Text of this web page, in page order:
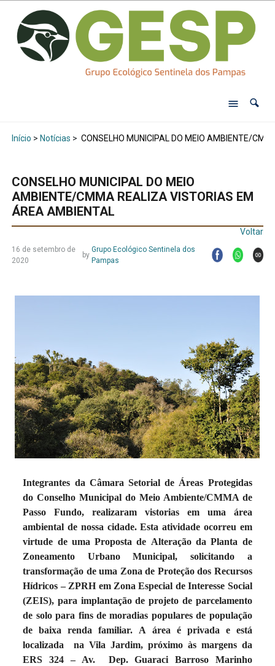
Início > Notícias > CONSELHO MUNICIPAL DO MEIO AMBIENTE/
CONSELHO MUNICIPAL DO MEIO
AMBIENTE/CMMA REALIZA VISTORIAS EM
ÁREA AMBIENTAL
Voltar
16 de setembro de
2020
by
Grupo Ecológico Sentinela dos
Pampas
Integrantes da Câmara Setorial de Áreas Protegidas
do Conselho Municipal do Meio Ambiente/CMMA de
Passo Fundo, realizaram vistorias em uma área
ambiental de nossa cidade. Esta atividade ocorreu em
virtude de uma Proposta de Alteração da Planta de
Zoneamento Urbano Municipal, solicitando a
transformação de uma Zona de Proteção dos Recursos
Hídricos – ZPRH em Zona Especial de Interesse Social
(ZEIS), para implantação de projeto de parcelamento
de solo para fins de moradias populares de população
de baixa renda familiar. A área é privada e está
localizada na Vila Jardim, próximo às margens da
ERS 324 – Av. Dep. Guaraci Barroso Marinho